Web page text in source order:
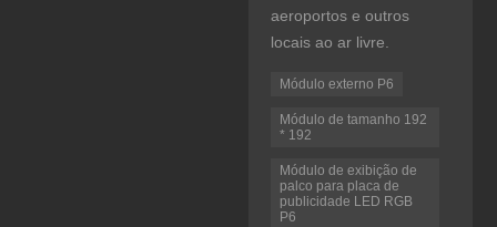
aeroportos e outros
locais ao ar livre.
Módulo externo P6
Módulo de tamanho 192
* 192
Módulo de exibição de
palco para placa de
publicidade LED RGB
P6